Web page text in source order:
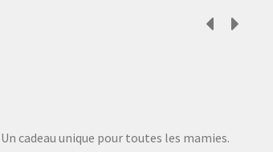
Un cadeau unique pour toutes les mamies.